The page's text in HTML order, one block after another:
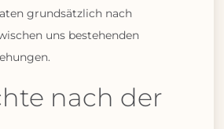
grundsätzlich nach
uns bestehenden
nach der